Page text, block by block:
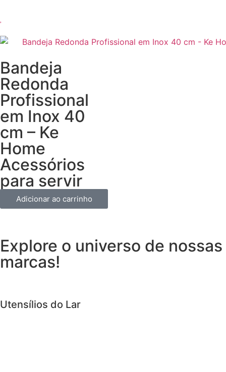
Bandeja
Redonda
Profissional
em Inox 40
cm – Ke
Home
Acessórios
para servir
Adicionar ao carrinho
Explore o universo de nossas
marcas!
Utensílios do Lar